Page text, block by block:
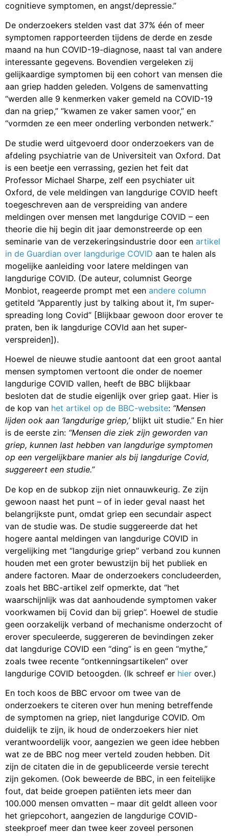
cognitieve symptomen, en angst/depressie.”
De onderzoekers stelden vast dat 37% één of meer
symptomen rapporteerden tijdens de derde en zesde
maand na hun COVID-19-diagnose, naast tal van andere
interessante gegevens. Bovendien vergeleken zij
gelijkaardige symptomen bij een cohort van mensen die
aan griep hadden geleden. Volgens de samenvatting
“werden alle 9 kenmerken vaker gemeld na COVID-19
dan na griep,” “kwamen ze vaker samen voor,” en
“vormden ze een meer onderling verbonden netwerk.”
De studie werd uitgevoerd door onderzoekers van de
afdeling psychiatrie van de Universiteit van Oxford. Dat
is een beetje een verrassing, gezien het feit dat
Professor Michael Sharpe, zelf een psychiater uit
Oxford, de vele meldingen van langdurige COVID heeft
toegeschreven aan de verspreiding van andere
meldingen over mensen met langdurige COVID – een
theorie die hij begin dit jaar demonstreerde op een
seminarie van de verzekeringsindustrie door een artikel
in de Guardian over langdurige COVID aan te halen als
mogelijke aanleiding voor latere meldingen van
langdurige COVID. (De auteur, columnist George
Monbiot, reageerde prompt met een andere column
getiteld “Apparently just by talking about it, I’m super-
spreading long Covid” [Blijkbaar gewoon door erover te
praten, ben ik langdurige COVId aan het super-
verspreiden]).
Hoewel de nieuwe studie aantoont dat een groot aantal
mensen symptomen vertoont die onder de noemer
langdurige COVID vallen, heeft de BBC blijkbaar
besloten dat de studie eigenlijk over griep gaat. Hier is
de kop van het artikel op de BBC-website: “Mensen
lijden ook aan ‘langdurige griep,’ blijkt uit studie.” En hier
is de eerste zin: “Mensen die ziek zijn geworden van
griep, kunnen last hebben van langdurige symptomen
op een vergelijkbare manier als bij langdurige Covid,
suggereert een studie.”
De kop en de subkop zijn niet onnauwkeurig. Ze zijn
gewoon naast het punt – of in ieder geval naast het
belangrijkste punt, omdat griep een secundair aspect
van de studie was. De studie suggereerde dat het
hogere aantal meldingen van langdurige COVID in
vergelijking met “langdurige griep” verband zou kunnen
houden met een groter bewustzijn bij het publiek en
andere factoren. Maar de onderzoekers concludeerden,
zoals het BBC-artikel zelf opmerkte, dat “het
waarschijnlijk was dat aanhoudende symptomen vaker
voorkwamen bij Covid dan bij griep”. Hoewel de studie
geen oorzakelijk verband of mechanisme onderzocht of
erover speculeerde, suggereren de bevindingen zeker
dat langdurige COVID een “ding” is en geen “mythe,”
zoals twee recente “ontkenningsartikelen” over
langdurige COVID betoogden. (Ik schreef er hier over.)
En toch koos de BBC ervoor om twee van de
onderzoekers te citeren over hun mening betreffende
de symptomen na griep, niet langdurige COVID. Om
duidelijk te zijn, ik houd de onderzoekers hier niet
verantwoordelijk voor, aangezien we geen idee hebben
wat ze de BBC nog meer verteld zouden hebben. Dit
zijn de citaten die in de gepubliceerde versie terecht
zijn gekomen. (Ook beweerde de BBC, in een feitelijke
fout, dat beide groepen patiënten iets meer dan
100.000 mensen omvatten – maar dit geldt alleen voor
het griepcohort, aangezien de langdurige COVID-
steekproef meer dan twee keer zoveel personen